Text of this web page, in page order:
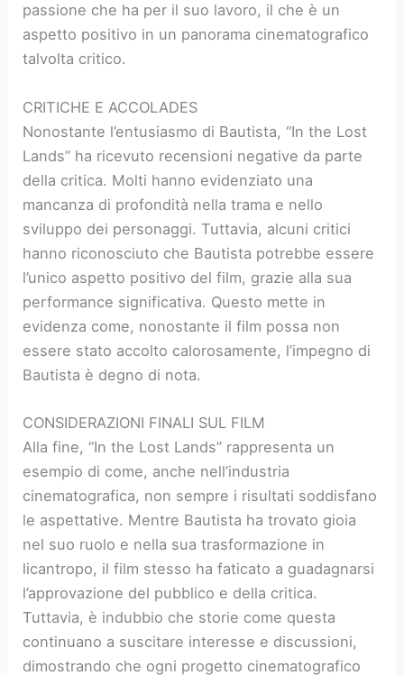
passione che ha per il suo lavoro, il che è un
aspetto positivo in un panorama cinematografico
talvolta critico.
CRITICHE E ACCOLADES
Nonostante l’entusiasmo di Bautista, “In the Lost
Lands” ha ricevuto recensioni negative da parte
della critica. Molti hanno evidenziato una
mancanza di profondità nella trama e nello
sviluppo dei personaggi. Tuttavia, alcuni critici
hanno riconosciuto che Bautista potrebbe essere
l’unico aspetto positivo del film, grazie alla sua
performance significativa. Questo mette in
evidenza come, nonostante il film possa non
essere stato accolto calorosamente, l’impegno di
Bautista è degno di nota.
CONSIDERAZIONI FINALI SUL FILM
Alla fine, “In the Lost Lands” rappresenta un
esempio di come, anche nell’industria
cinematografica, non sempre i risultati soddisfano
le aspettative. Mentre Bautista ha trovato gioia
nel suo ruolo e nella sua trasformazione in
licantropo, il film stesso ha faticato a guadagnarsi
l’approvazione del pubblico e della critica.
Tuttavia, è indubbio che storie come questa
continuano a suscitare interesse e discussioni,
dimostrando che ogni progetto cinematografico